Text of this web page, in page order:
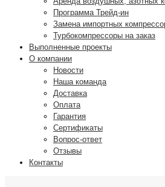
Программа Трейд-ин
Замена импортных
Турбокомпрессоры на заказ
Выполненные проекты
О компании
Новости
Наша команда
Доставка
Оплата
Гарантия
Сертификаты
Вопрос-ответ
Отзывы
Контакты